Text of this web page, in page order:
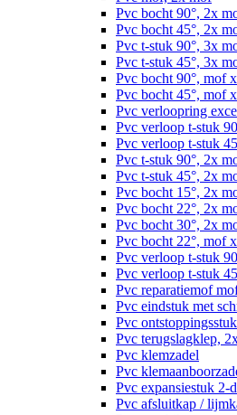
Pvc bocht 90°, 2x
Pvc bocht 45°, 2x
Pvc t-stuk 90°, 3x
Pvc t-stuk 45°, 3x
Pvc bocht 90°, mof
Pvc bocht 45°, mof
Pvc verloopring
Pvc verloop t-stuk
Pvc verloop t-stuk
Pvc t-stuk 90°, 2x
Pvc t-stuk 45°, 2x
Pvc bocht 15°, 2x
Pvc bocht 22°, 2x
Pvc bocht 30°, 2x
Pvc bocht 22°, mof
Pvc verloop t-stuk
Pvc verloop t-stuk
Pvc reparatiemof
Pvc eindstuk met
Pvc
Pvc terugslagklep,
Pvc klemzadel
Pvc
Pvc expansiestuk 2-
Pvc afsluitkap /